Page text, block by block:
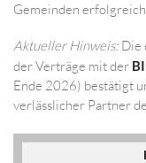
Gemeinden
Aktueller Hinweis: Die
der Verträge mit der
Ende 2026) bestätigt
verlässlicher Partner